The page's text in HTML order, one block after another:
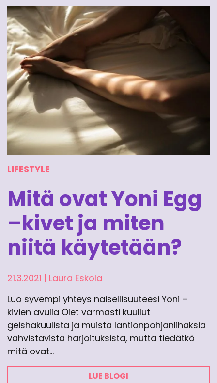
LIFESTYLE
Mitä ovat Yoni Egg
–kivet ja miten
niitä käytetään?
21.3.2021 | Laura Eskola
Luo syvempi yhteys naisellisuuteesi Yoni –
kivien avulla Olet varmasti kuullut
geishakuulista ja muista lantionpohjanlihaksia
vahvistavista harjoituksista, mutta tiedätkö
mitä ovat…
LUE BLOGI